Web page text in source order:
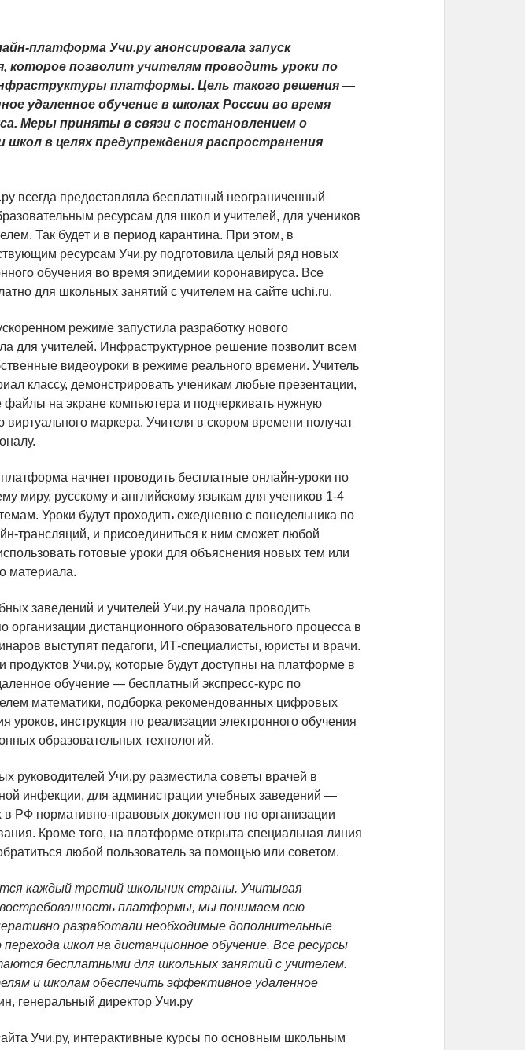
платформа Учи.ру анонсировала запуск
которое позволит учителям проводить уроки по
платформы. Цель такого решения —
удаленное обучение в школах России во время
Меры приняты в связи с постановлением о
в целях предупреждения распространения
всегда предоставляла бесплатный неограниченный
ресурсам для школ и учителей, для учеников
Так будет и в период карантина. При этом, в
ресурсам Учи.ру подготовила целый ряд новых
обучения во время эпидемии коронавируса. Все
для школьных занятий с учителем на сайте uchi.ru.
режиме запустила разработку нового
для учителей. Инфраструктурное решение позволит всем
видеоуроки в режиме реального времени. Учитель
классу, демонстрировать ученикам любые презентации,
файлы на экране компьютера и подчеркивать нужную
маркера. Учителя в скором времени получат
начнет проводить бесплатные онлайн-уроки по
миру, русскому и английскому языкам для учеников 1-4
Уроки будут проходить ежедневно с понедельника по
трансляций, и присоединиться к ним сможет любой
готовые уроки для объяснения новых тем или
материала.
заведений и учителей Учи.ру начала проводить
организации дистанционного образовательного процесса в
выступят педагоги, ИТ-специалисты, юристы и врачи.
продуктов Учи.ру, которые будут доступны на платформе в
обучение — бесплатный экспресс-курс по
математики, подборка рекомендованных цифровых
уроков, инструкция по реализации электронного обучения
образовательных технологий.
руководителей Учи.ру разместила советы врачей в
инфекции, для администрации учебных заведений —
в РФ нормативно-правовых документов по организации
Кроме того, на платформе открыта специальная линия
любой пользователь за помощью или советом.
каждый третий школьник страны. Учитывая
востребованность платформы, мы понимаем всю
разработали необходимые дополнительные
школ на дистанционное обучение. Все ресурсы
бесплатными для школьных занятий с учителем.
и школам обеспечить эффективное удаленное
генеральный директор Учи.ру
Учи.ру, интерактивные курсы по основным школьным